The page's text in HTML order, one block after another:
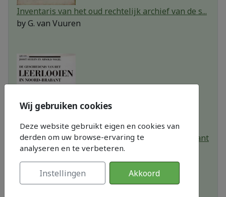
Inventaris van het oud rechtelijk archief van de s...
byG. van Vuuren
Geschiedenis van het Leerlooien in Noord Brabant
byJoost Seelen, Arnold Vogel
Wij gebruiken cookies
Deze website gebruikt eigen en cookies van
derden om uw browse-ervaring te
analyseren en te verbeteren.
Instellingen Akkoord